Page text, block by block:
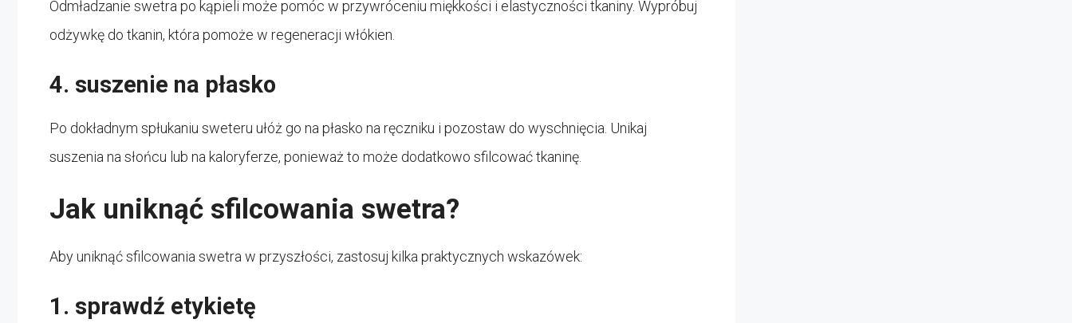
Odmładzanie swetra po kąpieli może pomóc w przywróceniu miękkości i elastyczności tkaniny. Wypróbuj
odżywkę do tkanin, która pomoże w regeneracji włókien.
4. suszenie na płasko
Po dokładnym spłukaniu sweteru ułóż go na płasko na ręczniku i pozostaw do wyschnięcia. Unikaj
suszenia na słońcu lub na kaloryferze, ponieważ to może dodatkowo sfilcować tkaninę.
Jak uniknąć sfilcowania swetra?
Aby uniknąć sfilcowania swetra w przyszłości, zastosuj kilka praktycznych wskazówek:
1. sprawdź etykietę